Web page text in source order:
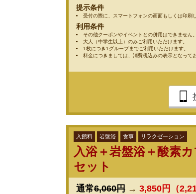
提示条件
受付の際に、スマートフォンの画面もしくは印刷
利用条件
その他クーポンやイベントとの併用はできません。
大人（中学生以上）のみご利用いただけます。
1枚につき1グループまでご利用いただけます。
料金につきましては、消費税込みの表示となって
入館料 岩盤浴 食事 リラクゼーション
入浴＋岩盤浴＋酸素
セット
通常6,060円→ 3,850円（